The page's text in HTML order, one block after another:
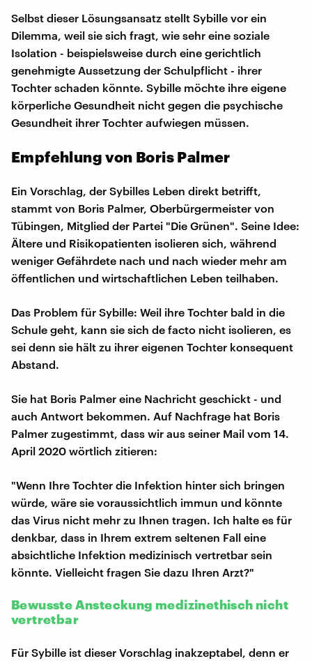
Selbst dieser Lösungsansatz stellt Sybille vor ein
Dilemma, weil sie sich fragt, wie sehr eine soziale
Isolation - beispielsweise durch eine gerichtlich
genehmigte Aussetzung der Schulpflicht - ihrer
Tochter schaden könnte. Sybille möchte ihre eigene
körperliche Gesundheit nicht gegen die psychische
Gesundheit ihrer Tochter aufwiegen müssen.
Empfehlung von Boris Palmer
Ein Vorschlag, der Sybilles Leben direkt betrifft,
stammt von Boris Palmer, Oberbürgermeister von
Tübingen, Mitglied der Partei "Die Grünen". Seine Idee:
Ältere und Risikopatienten isolieren sich, während
weniger Gefährdete nach und nach wieder mehr am
öffentlichen und wirtschaftlichen Leben teilhaben.
Das Problem für Sybille: Weil ihre Tochter bald in die
Schule geht, kann sie sich de facto nicht isolieren, es
sei denn sie hält zu ihrer eigenen Tochter konsequent
Abstand.
Sie hat Boris Palmer eine Nachricht geschickt - und
auch Antwort bekommen. Auf Nachfrage hat Boris
Palmer zugestimmt, dass wir aus seiner Mail vom 14.
April 2020 wörtlich zitieren:
"Wenn Ihre Tochter die Infektion hinter sich bringen
würde, wäre sie voraussichtlich immun und könnte
das Virus nicht mehr zu Ihnen tragen. Ich halte es für
denkbar, dass in Ihrem extrem seltenen Fall eine
absichtliche Infektion medizinisch vertretbar sein
könnte. Vielleicht fragen Sie dazu Ihren Arzt?"
Bewusste Ansteckung medizinethisch nicht
vertretbar
Für Sybille ist dieser Vorschlag inakzeptabel, denn er